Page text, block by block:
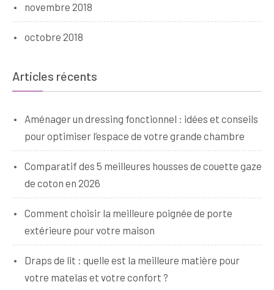
novembre 2018
octobre 2018
Articles récents
Aménager un dressing fonctionnel : idées et conseils
pour optimiser l’espace de votre grande chambre
Comparatif des 5 meilleures housses de couette gaze
de coton en 2026
Comment choisir la meilleure poignée de porte
extérieure pour votre maison
Draps de lit : quelle est la meilleure matière pour
votre matelas et votre confort ?